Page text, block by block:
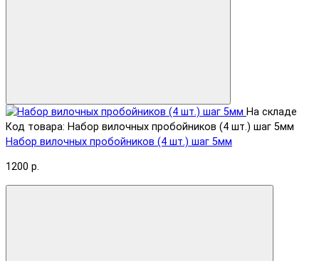
На складе
Код товара: Набор вилочных пробойников (4 шт.) шаг 5мм
Набор вилочных пробойников (4 шт.) шаг 5мм
1200 р.